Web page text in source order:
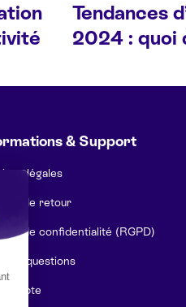
Tendances
2024 : quoi
& Support
légales
de retour
de confidentialité (RGPD)
aux questions
compte